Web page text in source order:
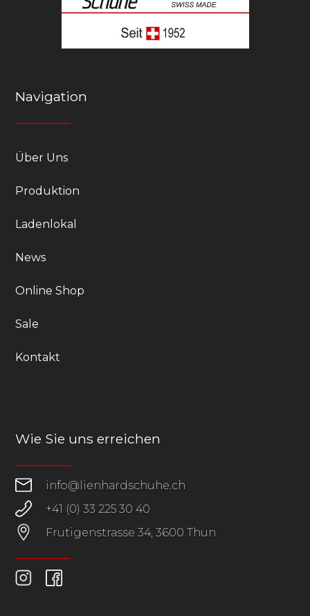
Navigation
Über Uns
Produktion
Ladenlokal
News
Online Shop
Sale
Kontakt
Wie Sie uns erreichen
info@lienhardschuhe.ch
+41 (0) 33 225 30 40
Frutigenstrasse 34, 3600 Thun